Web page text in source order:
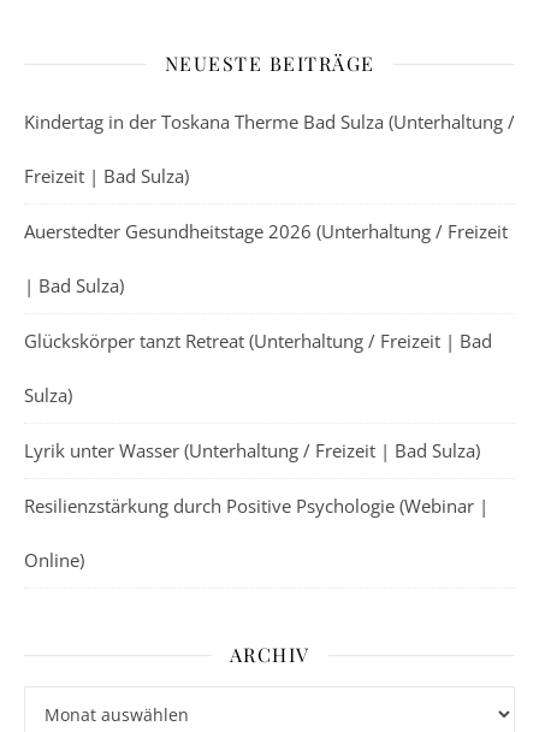
NEUESTE BEITRÄGE
Kindertag in der Toskana Therme Bad Sulza (Unterhaltung /
Freizeit | Bad Sulza)
Auerstedter Gesundheitstage 2026 (Unterhaltung / Freizeit
| Bad Sulza)
Glückskörper tanzt Retreat (Unterhaltung / Freizeit | Bad
Sulza)
Lyrik unter Wasser (Unterhaltung / Freizeit | Bad Sulza)
Resilienzstärkung durch Positive Psychologie (Webinar |
Online)
ARCHIV